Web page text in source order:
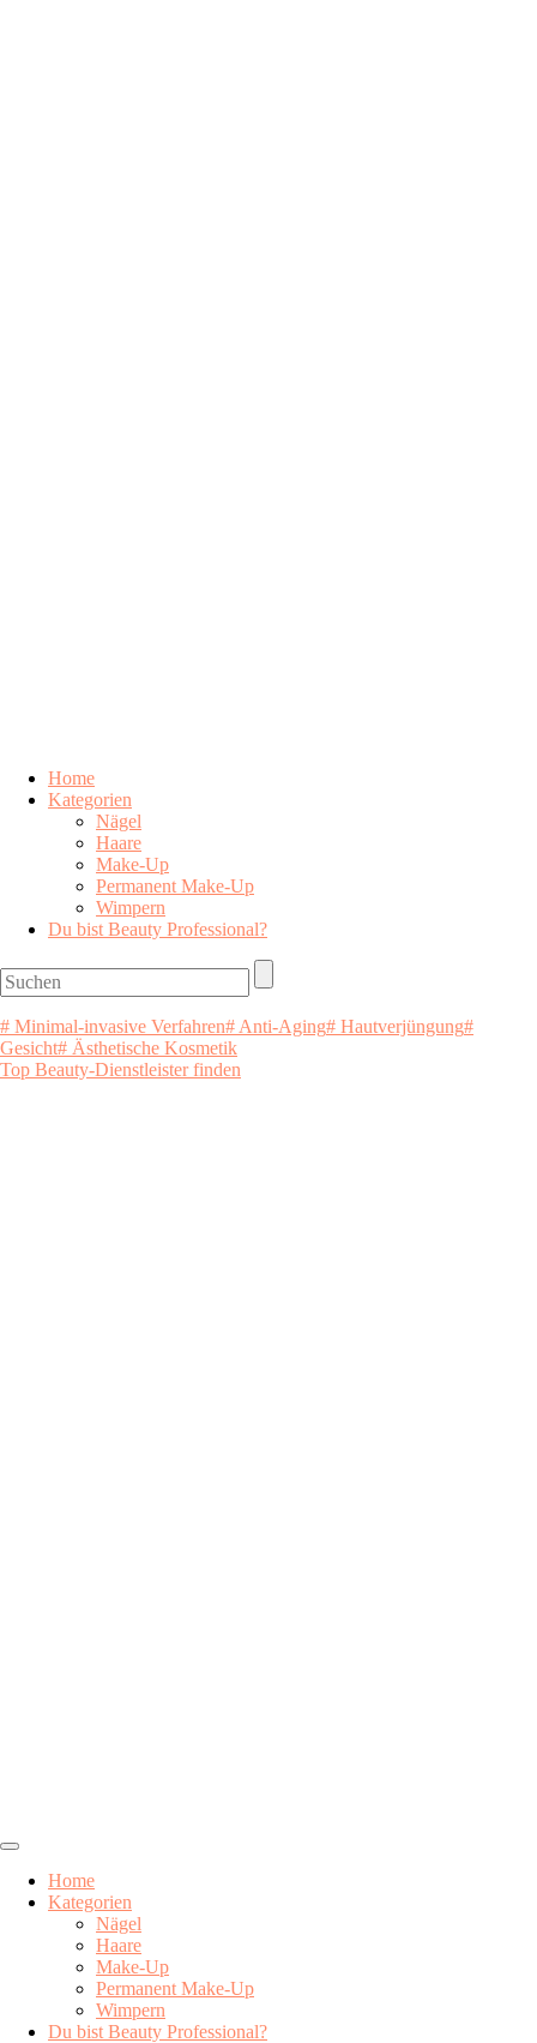
Home
Kategorien
Nägel
Haare
Make-Up
Permanent Make-Up
Wimpern
Du bist Beauty Professional?
# Minimal-invasive Verfahren# Anti-Aging# Hautverjüngung#
Gesicht# Ästhetische Kosmetik
Top Beauty-Dienstleister finden
Home
Kategorien
Nägel
Haare
Make-Up
Permanent Make-Up
Wimpern
Du bist Beauty Professional?